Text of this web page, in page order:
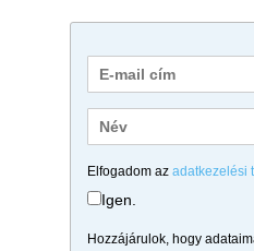
Elfogadom az adatkezelési
Igen.
Hozzájárulok, hogy